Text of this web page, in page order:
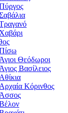
Χαβάρι
Άγιοι Θεόδωροι
Άγιος Βασίλειος
Αθίκια
Αρχαία Κόρινθος
Άσσος